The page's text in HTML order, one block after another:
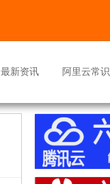
最新资讯 阿里云常识